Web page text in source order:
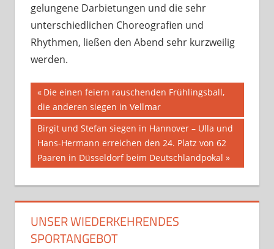
gelungene Darbietungen und die sehr
unterschiedlichen Choreografien und
Rhythmen, ließen den Abend sehr kurzweilig
werden.
Beitragsnavigation
Vorheriger
Beitrag:
Die einen feiern rauschenden Frühlingsball,
die anderen siegen in Vellmar
Nächster
Beitrag:
Birgit und Stefan siegen in Hannover – Ulla und
Hans-Hermann erreichen den 24. Platz von 62
Paaren in Düsseldorf beim Deutschlandpokal
UNSER WIEDERKEHRENDES
SPORTANGEBOT